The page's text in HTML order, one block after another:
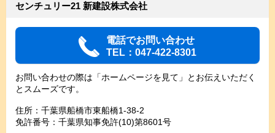
センチュリー21 新建設株式会社
電話でお問い合わせ
TEL：047-422-8301
お問い合わせの際は「ホームページを見て」とお伝えいただく
とスムーズです。
住所：千葉県船橋市東船橋1-38-2
免許番号：千葉県知事免許(10)第8601号